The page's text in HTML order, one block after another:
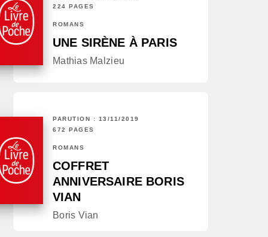
224 PAGES
ROMANS
UNE SIRÈNE À PARIS
Mathias Malzieu
PARUTION : 13/11/2019
672 PAGES
ROMANS
COFFRET
ANNIVERSAIRE BORIS
VIAN
Boris Vian